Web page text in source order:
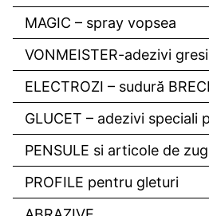
MAGIC – spray vopsea
VONMEISTER-adezivi
ELECTROZI – sudură
GLUCET – adezivi speciali
PENSULE si articole de
PROFILE pentru gleturi